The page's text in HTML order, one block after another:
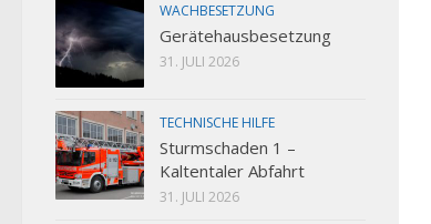
WACHBESETZUNG
Gerätehausbesetzung
31. JULI 2026
TECHNISCHE HILFE
Sturmschaden 1 –
Kaltentaler Abfahrt
31. JULI 2026